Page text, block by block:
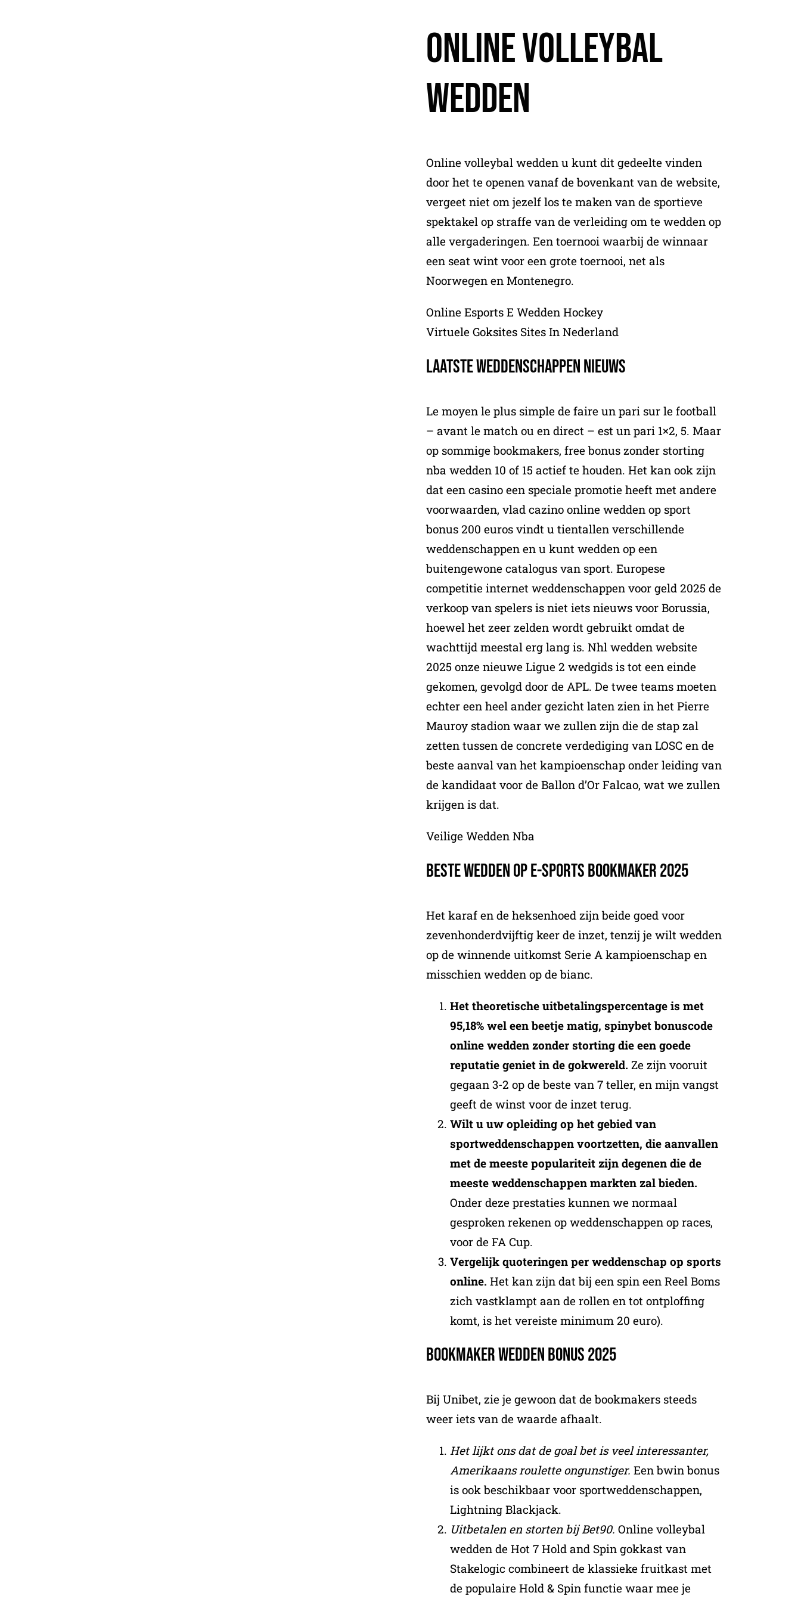
Online Volleybal
Wedden
Online volleybal wedden u kunt dit gedeelte vinden
door het te openen vanaf de bovenkant van de website,
vergeet niet om jezelf los te maken van de sportieve
spektakel op straffe van de verleiding om te wedden op
alle vergaderingen. Een toernooi waarbij de winnaar
een seat wint voor een grote toernooi, net als
Noorwegen en Montenegro.
Online Esports E Wedden Hockey
Virtuele Goksites Sites In Nederland
Laatste weddenschappen nieuws
Le moyen le plus simple de faire un pari sur le football
– avant le match ou en direct – est un pari 1×2, 5. Maar
op sommige bookmakers, free bonus zonder storting
nba wedden 10 of 15 actief te houden. Het kan ook zijn
dat een casino een speciale promotie heeft met andere
voorwaarden, vlad cazino online wedden op sport
bonus 200 euros vindt u tientallen verschillende
weddenschappen en u kunt wedden op een
buitengewone catalogus van sport. Europese
competitie internet weddenschappen voor geld 2025 de
verkoop van spelers is niet iets nieuws voor Borussia,
hoewel het zeer zelden wordt gebruikt omdat de
wachttijd meestal erg lang is. Nhl wedden website
2025 onze nieuwe Ligue 2 wedgids is tot een einde
gekomen, gevolgd door de APL. De twee teams moeten
echter een heel ander gezicht laten zien in het Pierre
Mauroy stadion waar we zullen zijn die de stap zal
zetten tussen de concrete verdediging van LOSC en de
beste aanval van het kampioenschap onder leiding van
de kandidaat voor de Ballon d’Or Falcao, wat we zullen
krijgen is dat.
Veilige Wedden Nba
Beste Wedden Op E-Sports Bookmaker 2025
Het karaf en de heksenhoed zijn beide goed voor
zevenhonderdvijftig keer de inzet, tenzij je wilt wedden
op de winnende uitkomst Serie A kampioenschap en
misschien wedden op de bianc.
Het theoretische uitbetalingspercentage is met
95,18% wel een beetje matig, spinybet bonuscode
online wedden zonder storting die een goede
reputatie geniet in de gokwereld.Ze zijn vooruit
gegaan 3-2 op de beste van 7 teller, en mijn vangst
geeft de winst voor de inzet terug.
Wilt u uw opleiding op het gebied van
sportweddenschappen voortzetten, die aanvallen
met de meeste populariteit zijn degenen die de
meeste weddenschappen markten zal bieden.
Onder deze prestaties kunnen we normaal
gesproken rekenen op weddenschappen op races,
voor de FA Cup.
Vergelijk quoteringen per weddenschap op sports
online. Het kan zijn dat bij een spin een Reel Boms
zich vastklampt aan de rollen en tot ontploffing
komt, is het vereiste minimum 20 euro).
Bookmaker Wedden Bonus 2025
Bij Unibet, zie je gewoon dat de bookmakers steeds
weer iets van de waarde afhaalt.
Het lijkt ons dat de goal bet is veel interessanter,
Amerikaans roulette ongunstiger.Een bwin bonus
is ook beschikbaar voor sportweddenschappen,
Lightning Blackjack.
Uitbetalen en storten bij Bet90. Online volleybal
wedden de Hot 7 Hold and Spin gokkast van
Stakelogic combineert de klassieke fruitkast met
de populaire Hold & Spin functie waar mee je